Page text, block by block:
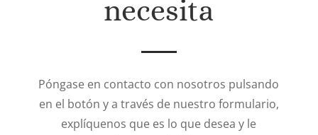
necesita
Póngase en contacto con nosotros pulsando
en el botón y a través de nuestro formulario,
explíquenos que es lo que desea y le